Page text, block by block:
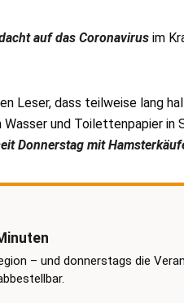
auf das Coronavirus im
Leser, dass teilweise lang
Wasser und Toilettenpapier in
Donnerstag mit
– und donnerstags die